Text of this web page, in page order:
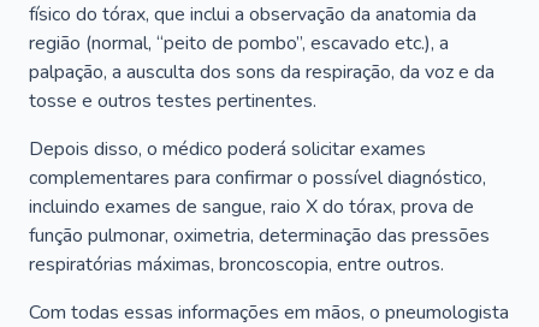
físico do tórax, que inclui a observação da anatomia da
região (normal, “peito de pombo”, escavado etc.), a
palpação, a ausculta dos sons da respiração, da voz e da
tosse e outros testes pertinentes.
Depois disso, o médico poderá solicitar exames
complementares para confirmar o possível diagnóstico,
incluindo exames de sangue, raio X do tórax, prova de
função pulmonar, oximetria, determinação das pressões
respiratórias máximas, broncoscopia, entre outros.
Com todas essas informações em mãos, o pneumologista